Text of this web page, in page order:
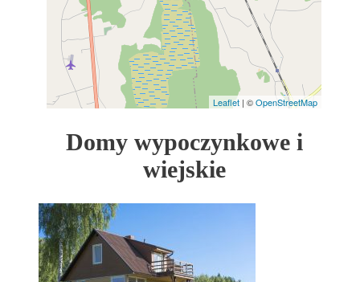
Leaflet | ©OpenStreetMap
Domy wypoczynkowe i
wiejskie